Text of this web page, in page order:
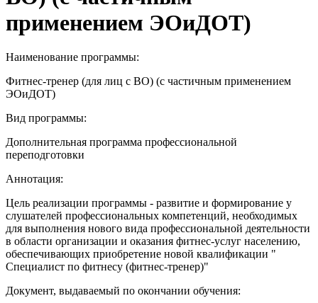
применением ЭОиДОТ)
Наименование программы:
Фитнес-тренер (для лиц с ВО) (с частичным применением
ЭОиДОТ)
Вид программы:
Дополнительная программа профессиональной
переподготовки
Аннотация:
Цель реализации программы - развитие и формирование у
слушателей профессиональных компетенций, необходимых
для выполнения нового вида профессиональной деятельности
в области организации и оказания фитнес-услуг населению,
обеспечивающих приобретение новой квалификации "
Специалист по фитнесу (фитнес-тренер)"
Документ, выдаваемый по окончании обучения: